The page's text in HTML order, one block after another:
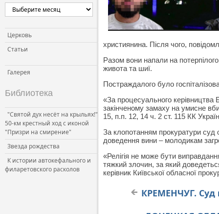
Церковь и власть
Церковь и общество
Церковь
Статьи
Галерея
Библиотека
"Святой дух несёт на крыльях!"
50-км крестный ход с иконой
"Призри на смирение"
Звезда рождества
К истории автокефального и
филаретовского расколов
християнина. Після чого,
Разом вони напали на
живота та шиї.
Постраждалого було
«За процесуального керівництва
закінченому замаху на умисне
15, п.п. 12, 14 ч. 2 ст. 115 КК
За клопотанням прокуратури суд
доведення вини – молодикам
«Релігія не може бути
тяжкий злочин, за який
керівник Київської обласної
КРЕМЕНЧУГ.